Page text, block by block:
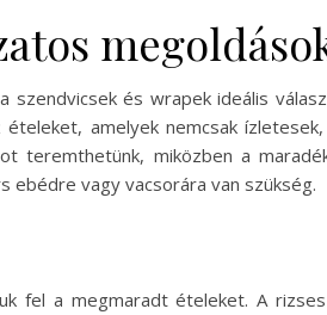
és wrapek ideális
amelyek nemcsak
teremthetünk, miközben a
ebédre vagy vacsorára van szükség.
fel a megmaradt ételeket. A